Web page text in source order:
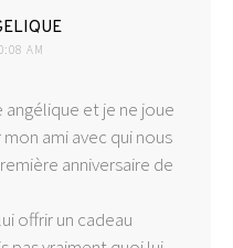
AM
angélique et je ne joue
ami avec qui nous
anniversaire de
offrir un cadeau